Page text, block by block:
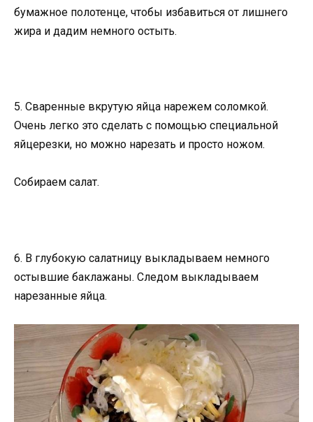
бумажное полотенце, чтобы избавиться от лишнего
жира и дадим немного остыть.
5. Сваренные вкрутую яйца нарежем соломкой.
Очень легко это сделать с помощью специальной
яйцерезки, но можно нарезать и просто ножом.
Собираем салат.
6. В глубокую салатницу выкладываем немного
остывшие баклажаны. Следом выкладываем
нарезанные яйца.